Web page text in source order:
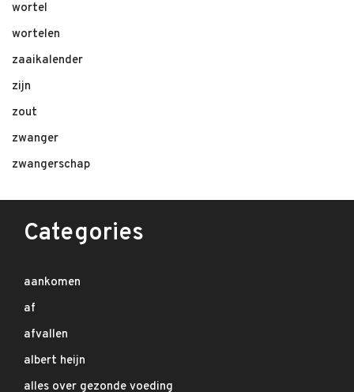
wortel
wortelen
zaaikalender
zijn
zout
zwanger
zwangerschap
Categories
aankomen
af
afvallen
albert heijn
alles over gezonde voeding